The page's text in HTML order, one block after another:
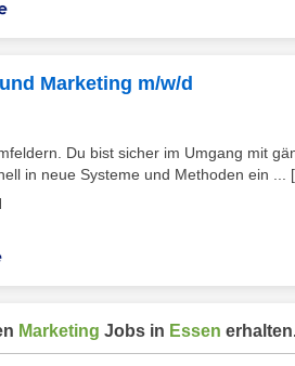
Marketing m/w/d
Du bist sicher im Umgang mit
in neue Systeme und Methoden ein ...
[
Marketing Jobs in Essen